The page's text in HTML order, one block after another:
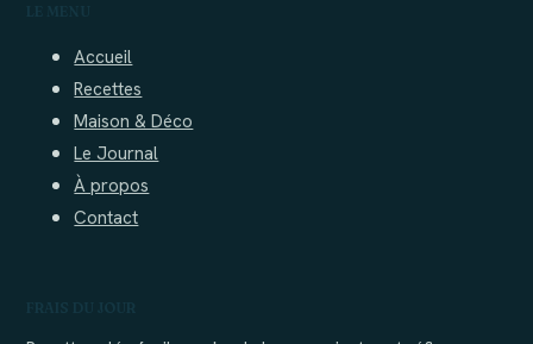
Accueil
Recettes
Maison & Déco
Le Journal
À propos
Contact